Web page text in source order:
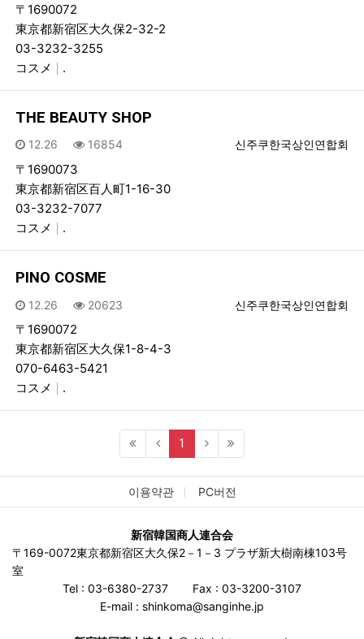
〒1690072
東京都新宿区大久保2-32-2
03-3232-3255
コスメ
.
THE BEAUTY SHOP
등록자
신주쿠한국상인연합회
등록일
12.26 조회
16854
〒1690073
東京都新宿区百人町1-16-30
03-3232-7077
コスメ
.
PINO COSME
등록자
신주쿠한국상인연합회
등록일
12.26 조회
20623
〒1690072
東京都新宿区大久保1-8-4-3
070-6463-5421
コスメ
.
1 (current)
이용약관 PC버전
新宿韓国商人連合会
〒169-0072東京都新宿区大久保2－1－3 プラザ新大樹南棟103号
室
Tel : 03-6380-2737
Fax : 03-3200-3107
E-mail : shinkoma@sanginhe.jp